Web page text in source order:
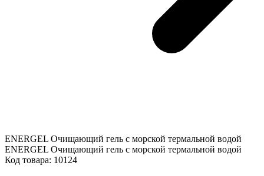
ENERGEL Очищающий гель с морской термальной водой
ENERGEL Очищающий гель с морской термальной водой
Код товара: 10124